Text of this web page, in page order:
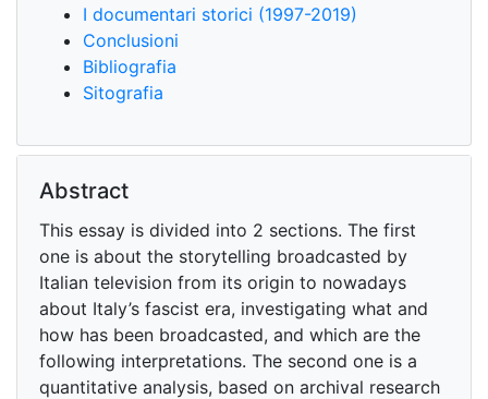
I documentari storici (1997-2019)
Conclusioni
Bibliografia
Sitografia
Abstract
This essay is divided into 2 sections. The first
one is about the storytelling broadcasted by
Italian television from its origin to nowadays
about Italy’s fascist era, investigating what and
how has been broadcasted, and which are the
following interpretations. The second one is a
quantitative analysis, based on archival research